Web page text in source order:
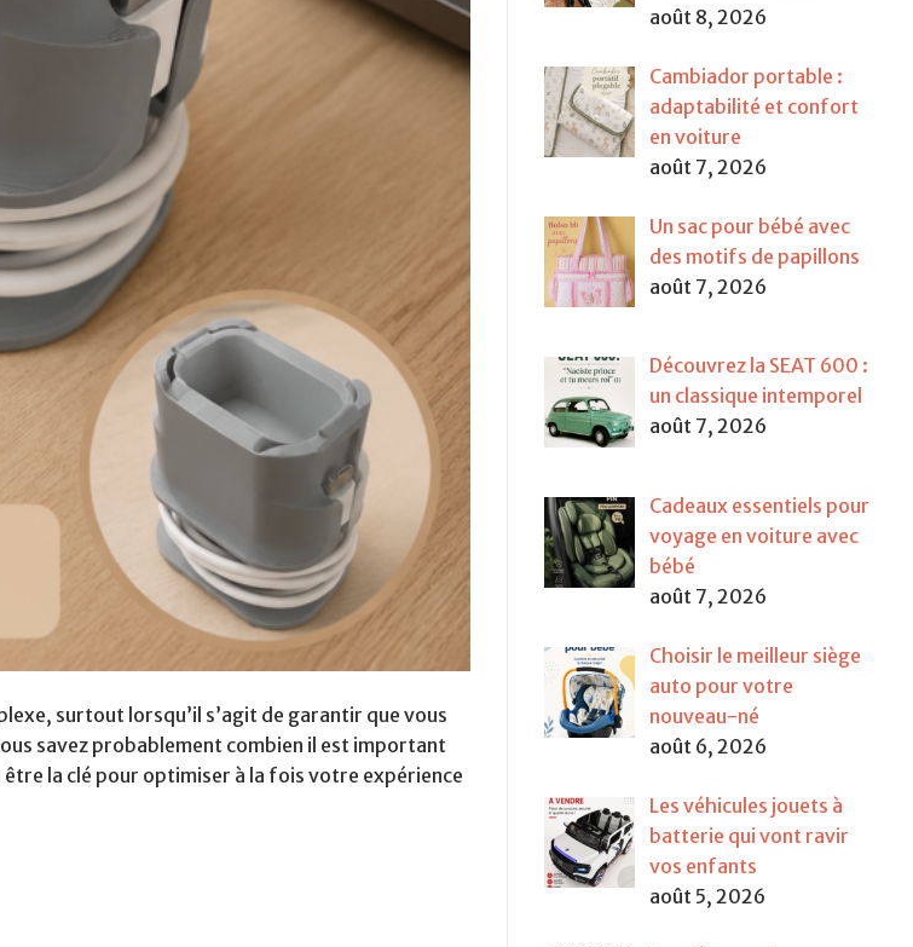
surtout lorsqu’il s’agit de garantir que vous
savez probablement combien il est important
la clé pour optimiser à la fois votre expérience
août 8, 2026
Cambiador portable :
adaptabilité et confort
en voiture
août 7, 2026
Un sac pour bébé avec
des motifs de papillons
août 7, 2026
Découvrez la SEAT 600 :
un classique intemporel
août 7, 2026
Cadeaux essentiels pour
voyage en voiture avec
bébé
août 7, 2026
Choisir le meilleur siège
auto pour votre
nouveau-né
août 6, 2026
Les véhicules jouets à
batterie qui vont ravir
vos enfants
août 5, 2026